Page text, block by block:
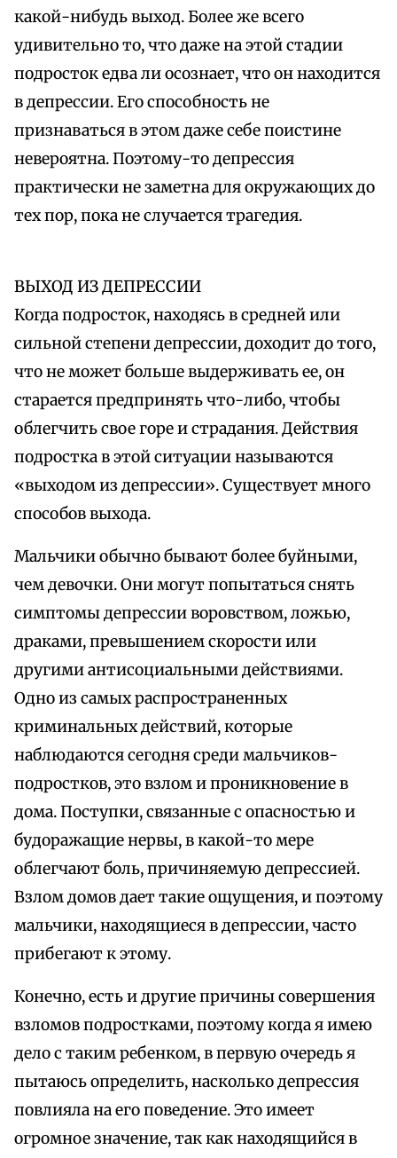
какой-нибудь выход. Более же всего
удивительно то, что даже на этой стадии
подросток едва ли осознает, что он находится
в депрессии. Его способность не
признаваться в этом даже себе поистине
невероятна. Поэтому-то депрессия
практически не заметна для окружающих до
тех пор, пока не случается трагедия.
ВЫХОД ИЗ ДЕПРЕССИИ
Когда подросток, находясь в средней или
сильной степени депрессии, доходит до того,
что не может больше выдерживать ее, он
старается предпринять что-либо, чтобы
облегчить свое горе и страдания. Действия
подростка в этой ситуации называются
«выходом из депрессии». Существует много
способов выхода.
Мальчики обычно бывают более буйными,
чем девочки. Они могут попытаться снять
симптомы депрессии воровством, ложью,
драками, превышением скорости или
другими антисоциальными действиями.
Одно из самых распространенных
криминальных действий, которые
наблюдаются сегодня среди мальчиков-
подростков, это взлом и проникновение в
дома. Поступки, связанные с опасностью и
будоражащие нервы, в какой-то мере
облегчают боль, причиняемую депрессией.
Взлом домов дает такие ощущения, и поэтому
мальчики, находящиеся в депрессии, часто
прибегают к этому.
Конечно, есть и другие причины совершения
взломов подростками, поэтому когда я имею
дело с таким ребенком, в первую очередь я
пытаюсь определить, насколько депрессия
повлияла на его поведение. Это имеет
огромное значение, так как находящийся в